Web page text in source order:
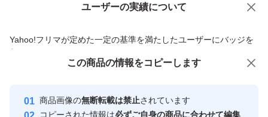
ユーザーの実績について
Yahoo!フリマが定めた一定の基準を満たしたユーザーにバッジを
付与しています
安心取引出品者
心・安全なユーザーです
価格の相談 商品への質問
この商品の情報をコピーします
商品画像の無断転載は禁止されています
コピーされた情報は必ずご自身の商品に合わせて編集
この商品をみている人にオススメ